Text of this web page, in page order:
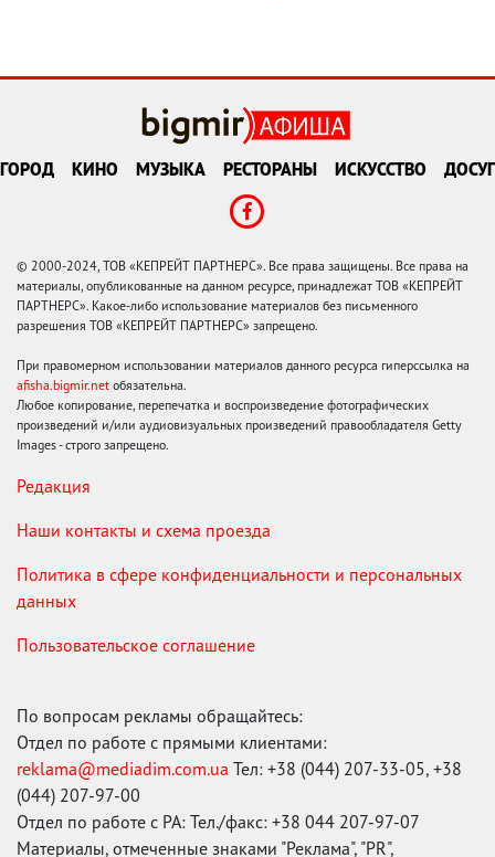
ГОРОД КИНО МУЗЫКА РЕСТОРАНЫ ИСКУССТВО ДОСУГ
© 2000-2024, ТОВ «КЕПРЕЙТ ПАРТНЕРС». Все права защищены. Все права на
материалы, опубликованные на данном ресурсе, принадлежат ТОВ «КЕПРЕЙТ
ПАРТНЕРС». Какое-либо использование материалов без письменного
разрешения ТОВ «КЕПРЕЙТ ПАРТНЕРС» запрещено.
При правомерном использовании материалов данного ресурса гиперссылка на
afisha.bigmir.net обязательна.
Любое копирование, перепечатка и воспроизведение фотографических
произведений и/или аудиовизуальных произведений правообладателя Getty
Images - строго запрещено.
Редакция
Наши контакты и схема проезда
Политика в сфере конфиденциальности и персональных
данных
Пользовательское соглашение
По вопросам рекламы обращайтесь:
Отдел по работе с прямыми клиентами:
reklama@mediadim.com.ua Тел: +38 (044) 207-33-05, +38
(044) 207-97-00
Отдел по работе с РА: Тел./факс: +38 044 207-97-07
Материалы, отмеченные знаками "Реклама", "PR",